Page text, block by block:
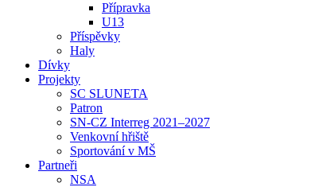
Přípravka
U13
Příspěvky
Haly
Dívky
Projekty
SC SLUNETA
Patron
SN-CZ Interreg 2021–2027
Venkovní hřiště
Sportování v MŠ
Partneři
NSA